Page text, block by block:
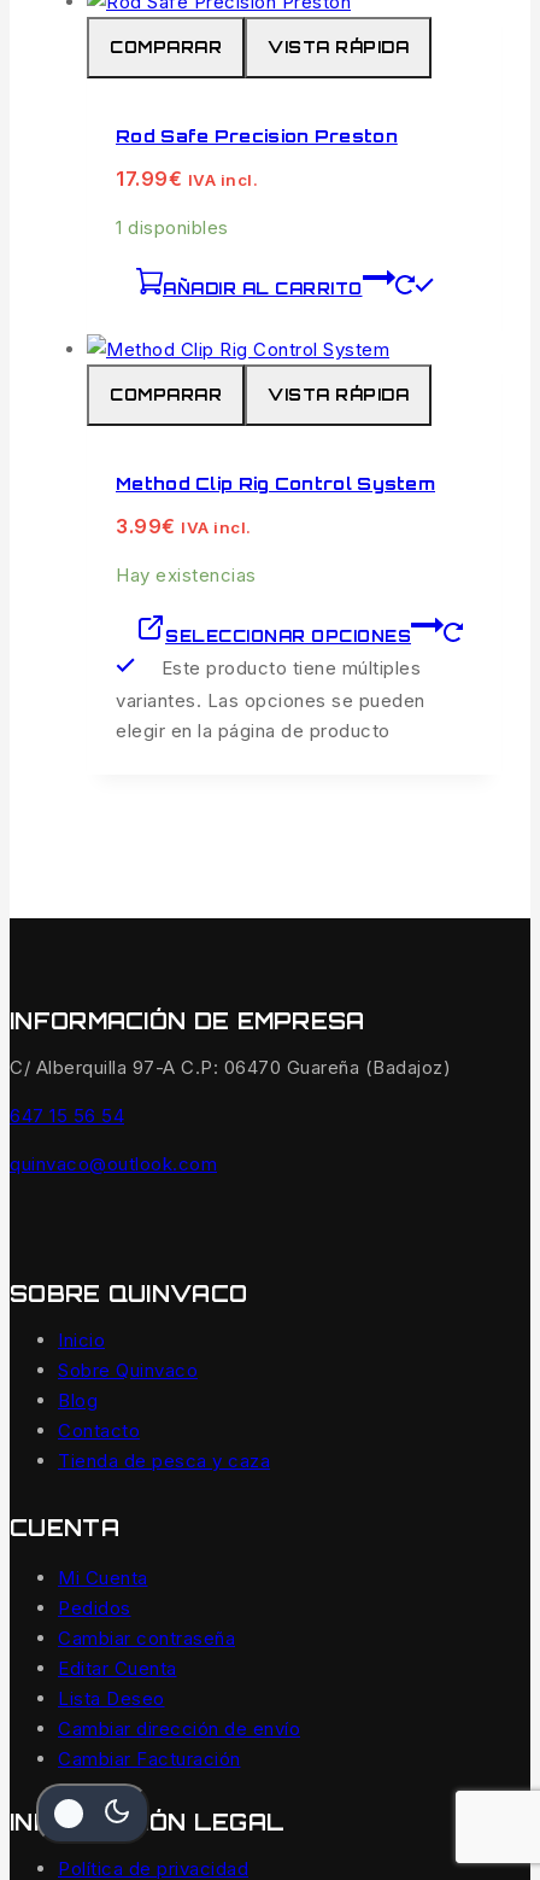
COMPARAR VISTA RÁPIDA
Rod Safe Precision Preston
17.99€ IVA incl.
1 disponibles
AÑADIR AL CARRITO
COMPARAR VISTA RÁPIDA
Method Clip Rig Control System
3.99€ IVA incl.
Hay existencias
SELECCIONAR OPCIONES
Este producto tiene múltiples
variantes. Las opciones se pueden
elegir en la página de producto
INFORMACIÓN DE EMPRESA
C/ Alberquilla 97-A C.P: 06470 Guareña (Badajoz)
647 15 56 54
quinvaco@outlook.com
SOBRE QUINVACO
Inicio
Sobre Quinvaco
Blog
Contacto
Tienda de pesca y caza
CUENTA
Mi Cuenta
Pedidos
Cambiar contraseña
Editar Cuenta
Lista Deseo
Cambiar dirección de envío
Cambiar Facturación
INFORMACIÓN LEGAL
Política de privacidad